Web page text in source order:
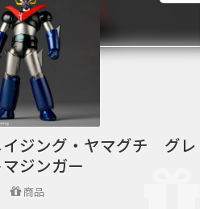
ジング・ヤマグチ グレ
ジンガー
商品